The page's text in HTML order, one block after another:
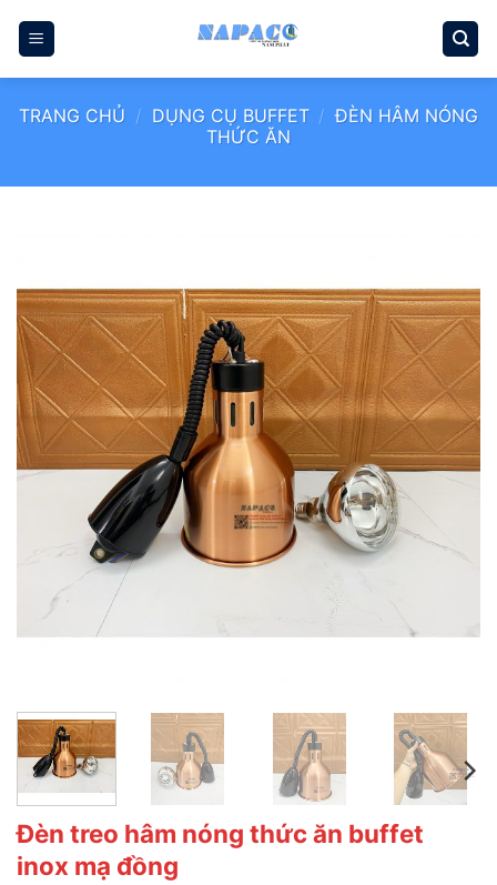
qua
TRANG CHỦ / DỤNG CỤ BUFFET / ĐÈN HÂM NÓNG
THỨC ĂN
Đèn treo hâm nóng thức ăn buffet
inox mạ đồng